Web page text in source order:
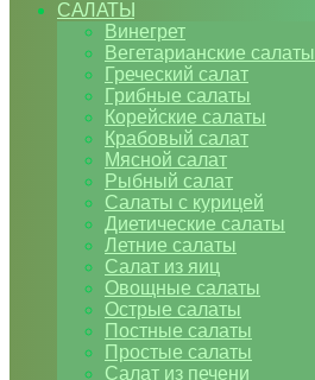
САЛАТЫ
Винегрет
Вегетарианские салаты
Греческий салат
Грибные салаты
Корейские салаты
Крабовый салат
Мясной салат
Рыбный салат
Салаты с курицей
Диетические салаты
Летние салаты
Салат из яиц
Овощные салаты
Острые салаты
Постные салаты
Простые салаты
Салат из печени